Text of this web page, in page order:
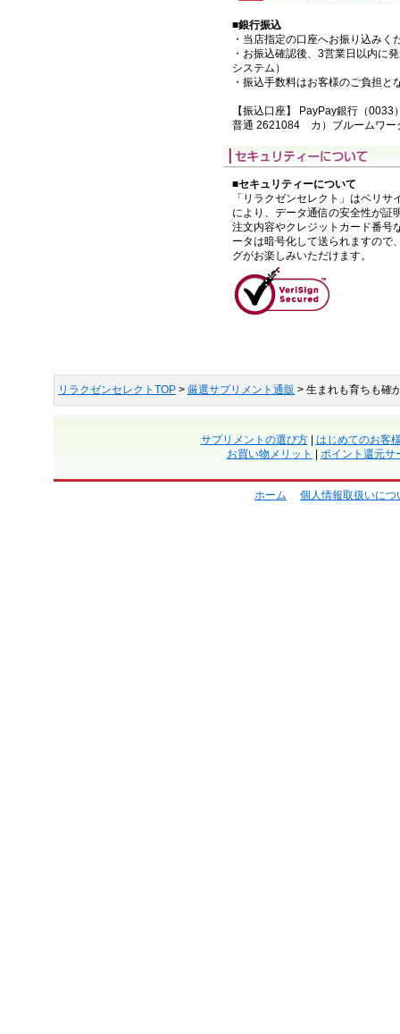
■銀行振込
・当店指定の口座へお振り込みく
・お振込確認後、3営業日以内に
システム）
・振込手数料はお客様のご負担と
【振込口座】 PayPay銀行（0033
普通 2621084 カ）ブルームワー
■セキュリティーについて
「リラクゼンセレクト」はベリサ
により、データ通信の安全性が証
注文内容やクレジットカード番号
ータは暗号化して送られますので
グがお楽しみいただけます。
リラクゼンセレクトTOP > 厳選サプリメント通販 > 生まれも育ちも確
サプリメントの選び方| はじめてのお客
お買い物メリット
ポイント還元サ
ホーム 個人情報取扱いにつ